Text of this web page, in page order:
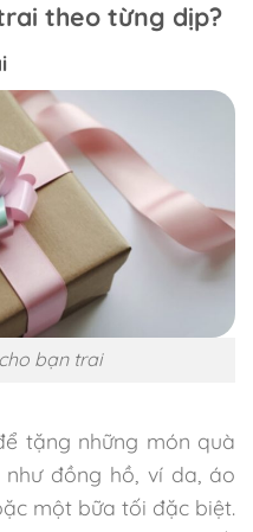
theo từng dịp?
bạn trai
tặng những món quà
đồng hồ, ví da, áo
một bữa tối đặc biệt.